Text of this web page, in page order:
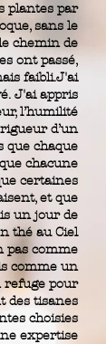
plantes par
sans le
chemin de
ont passé,
faibli.J'ai
J'ai appris
l’humilité
d’un
que chaque
chacune
certaines
et que
un jour de
thé au Ciel
pas comme
comme un
refuge pour
des tisanes
choisies
expertise